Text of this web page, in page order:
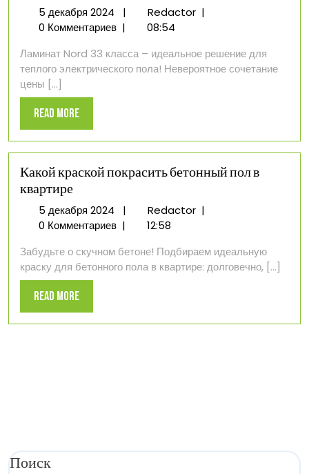
5 декабря 20245
декабря
| RedactorМой
ламината
для
|
0 Комментариев |
08:54
Ламинат Nord 33 класса – идеальное решение для
теплого электрического пола! Невероятное сочетание
цены [...]
Read MoreRead
More
Какой краской покрасить бетонный пол в
квартире
5 декабря 20245
декабря
| RedactorКакой
бетонный
пол
|
0 Комментариев |
12:58
Забудьте о скучном бетоне! Подбираем идеальную
краску для бетонного пола в квартире: долговечно, [...]
Read MoreRead
More
Поиск